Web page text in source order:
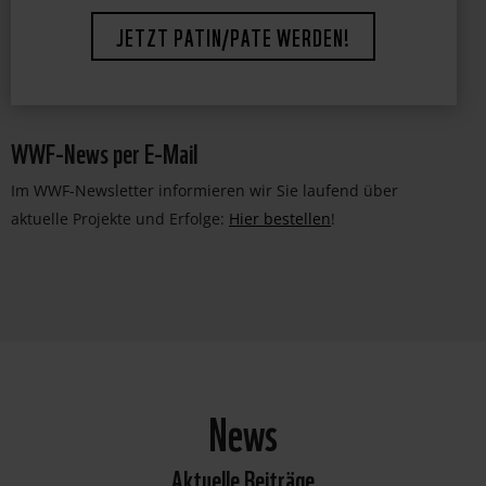
JETZT PATIN/PATE WERDEN!
WWF-News per E-Mail
Im WWF-Newsletter informieren wir Sie laufend über
aktuelle Projekte und Erfolge: Hier bestellen!
News
Aktuelle Beiträge